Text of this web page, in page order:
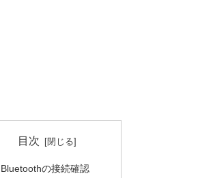
目次
Bluetoothの接続確認